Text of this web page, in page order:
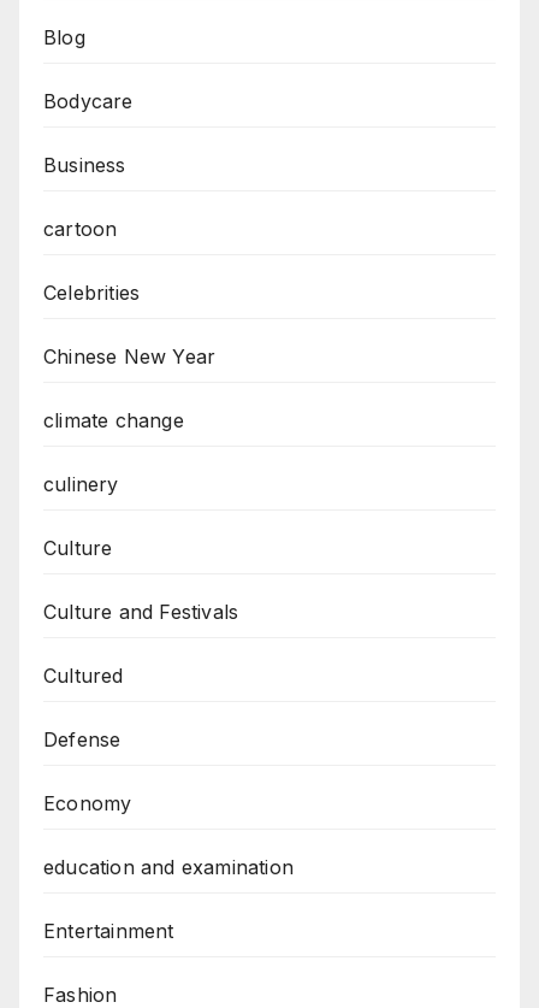
Blog
Bodycare
Business
cartoon
Celebrities
Chinese New Year
climate change
culinery
Culture
Culture and Festivals
Cultured
Defense
Economy
education and examination
Entertainment
Fashion